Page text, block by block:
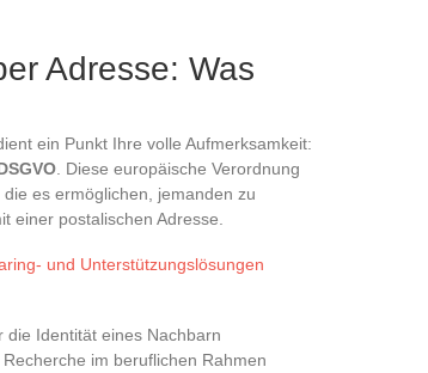
Adresse: Was
ein Punkt Ihre volle Aufmerksamkeit:
. Diese europäische Verordnung
es ermöglichen, jemanden zu
einer postalischen Adresse.
und Unterstützungslösungen
die Identität eines Nachbarn
im beruflichen Rahmen